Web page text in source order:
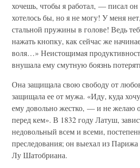
хочешь, чтобы я работал, — писал
хотелось бы, но я не могу! У меня
стальной пружины в голове! Ведь
нажать кнопку, как сейчас же
воля…» Неистощимая
внушала ему смутную боязнь
Она защищала свою свободу от
защищала ее от мужа. «Иду, куда
ему довольно жестко, — и не желаю
перед кем». В 1832 году Латуш,
недовольный всем и всеми,
преследования; он выехал из
Лу Шатобриана.